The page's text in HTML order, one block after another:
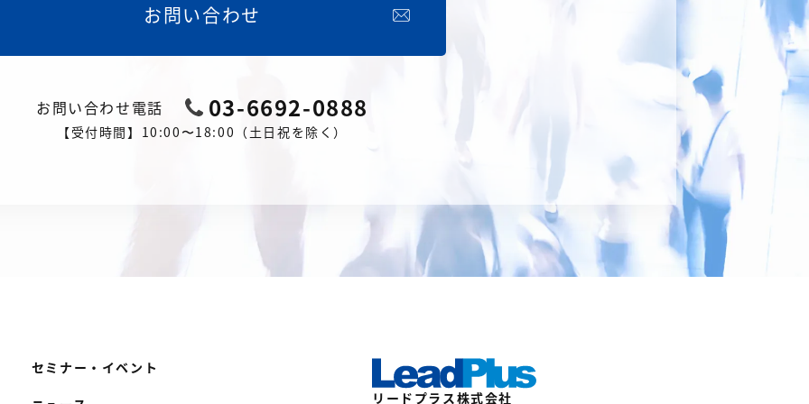
お問い合わせ
お問い合わせ電話 03-6692-0888
【受付時間】10:00〜18:00（土日祝を除く）
セミナー・イベント
リードプラス株式会社